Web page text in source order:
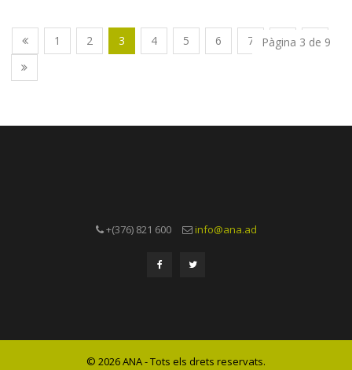
1 2 3 4 5 6 7 8 9
Pàgina 3 de 9
+(376) 821 600 info@ana.ad
© 2026 ANA - Tots els drets reservats.